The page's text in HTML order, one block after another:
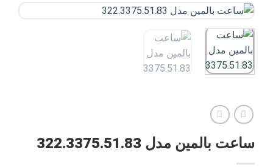
ساعت بالمین مدل 322.3375.51.83